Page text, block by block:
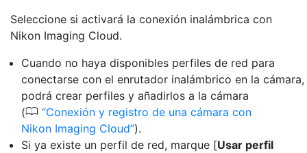
Seleccione si activará la conexión inalámbrica con
Nikon Imaging Cloud.
Cuando no haya disponibles perfiles de red para
conectarse con el enrutador inalámbrico en la cámara,
podrá crear perfiles y añadirlos a la cámara
(0 Conexión y registro de una cámara con
Nikon Imaging Cloud ).
Si ya existe un perfil de red, marque [Usar perfil